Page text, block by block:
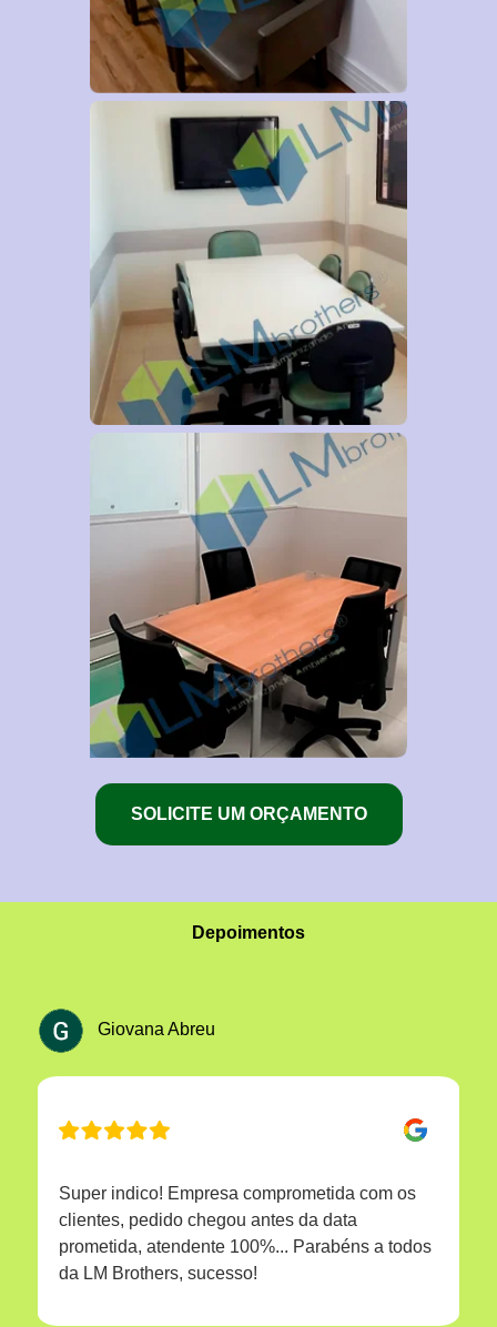
SOLICITE UM ORÇAMENTO
Depoimentos
Giovana Abreu
Super indico! Empresa comprometida com os
clientes, pedido chegou antes da data
prometida, atendente 100%... Parabéns a todos
da LM Brothers, sucesso!